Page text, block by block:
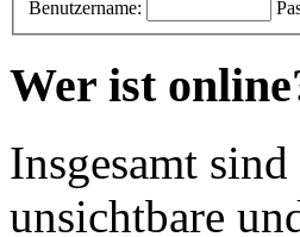
Benutzername:
Wer ist
Insgesamt sind
unsichtbare